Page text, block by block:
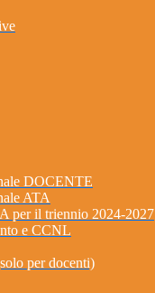
DOCENTE
ATA
per il triennio 2024-2027
e CCNL
per docenti)